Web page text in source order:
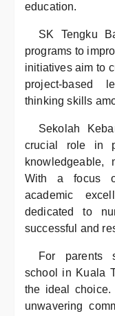
education.
SK Tengku
programs to
initiatives aim to
project-based
thinking skills
Sekolah
crucial role in
knowledgeable,
With a focus
academic
dedicated to
successful and
For parents
school in Kuala
the ideal choice.
unwavering